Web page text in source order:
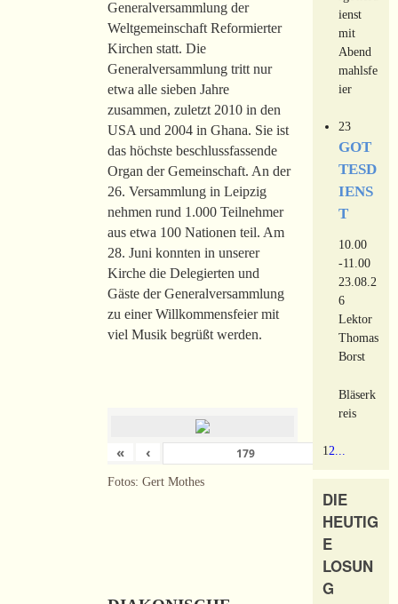
Generalversammlung der
Weltgemeinschaft Reformierter
Kirchen statt. Die
Generalversammlung tritt nur
etwa alle sieben Jahre
zusammen, zuletzt 2010 in den
USA und 2004 in Ghana. Sie ist
das höchste beschlussfassende
Organ der Gemeinschaft. An der
26. Versammlung in Leipzig
nehmen rund 1.000 Teilnehmer
aus etwa 100 Nationen teil. Am
28. Juni konnten in unserer
Kirche die Delegierten und
Gäste der Generalversammlung
zu einer Willkommensfeier mit
viel Musik begrüßt werden.
« ‹ von
Fotos: Gert Mothes
ienst
mit
Abend
mahlsfe
ier
23
GOT
TESD
IENS
T
10.00
-11.00
23.08.2
6
Lektor
Thomas
Borst
Bläserk
reis
12...
DIE
HEUTIG
E
LOSUN
G